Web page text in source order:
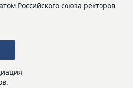
Российского союза ректоров